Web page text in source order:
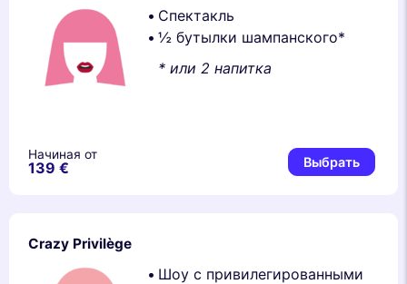
Спектакль
½ бутылки шампанского*
* или 2 напитка
Начиная от
139 € Выбрать
Crazy Privilège
Шоу с привилегированными